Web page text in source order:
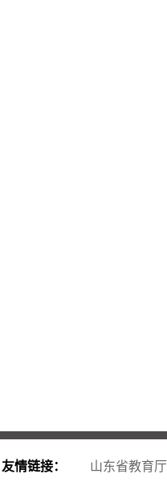
友情链接： 山东省教育厅